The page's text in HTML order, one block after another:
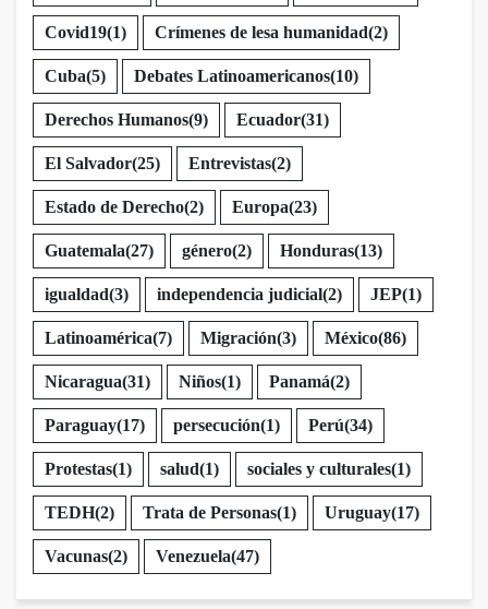
Covid19(1) Crímenes de lesa humanidad(2)
Cuba(5) Debates Latinoamericanos(10)
Derechos Humanos(9) Ecuador(31)
El Salvador(25) Entrevistas(2)
Estado de Derecho(2) Europa(23)
Guatemala(27) género(2) Honduras(13)
igualdad(3) independencia judicial(2) JEP(1)
Latinoamérica(7) Migración(3) México(86)
Nicaragua(31) Niños(1) Panamá(2)
Paraguay(17) persecución(1) Perú(34)
Protestas(1) salud(1) sociales y culturales(1)
TEDH(2) Trata de Personas(1) Uruguay(17)
Vacunas(2) Venezuela(47)